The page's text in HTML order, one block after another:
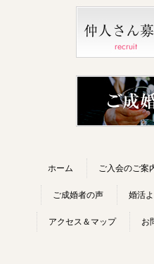
ホーム ご入会のご案
ご成婚者の声 婚活
アクセス＆マップ お